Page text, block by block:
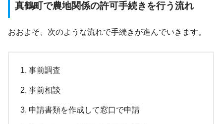
真鶴町で農地関係の許可手続きを行う流れ
おおよそ、次のような流れで手続きが進んでいきます。
事前調査
事前相談
申請書類を作成して窓口で申請